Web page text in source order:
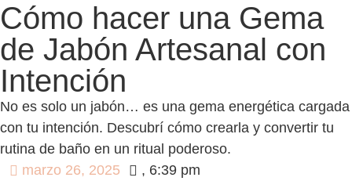
Cómo hacer una Gema
de Jabón Artesanal con
Intención
No es solo un jabón… es una gema energética cargada
con tu intención. Descubrí cómo crearla y convertir tu
rutina de baño en un ritual poderoso.
marzo 26, 2025
, 6:39 pm